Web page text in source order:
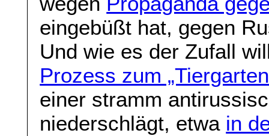
eingebüßt hat, gegen
Und wie es der Zufall
Prozess zum
einer stramm
niederschlägt, etwa in